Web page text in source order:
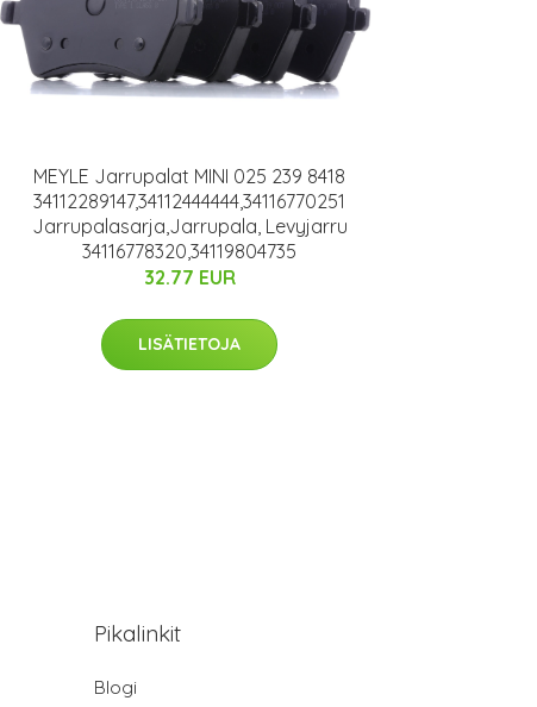
MEYLE Jarrupalat MINI 025 239 8418
34112289147,34112444444,34116770251
Jarrupalasarja,Jarrupala, Levyjarru
34116778320,34119804735
32.77 EUR
LISÄTIETOJA
Pikalinkit
Blogi